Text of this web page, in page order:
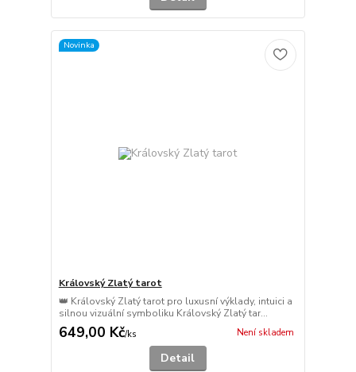
Novinka
Královský Zlatý tarot
👑 Královský Zlatý tarot pro luxusní výklady, intuici a
silnou vizuální symboliku Královský Zlatý tar...
649,00 Kč/ks Není skladem
Detail